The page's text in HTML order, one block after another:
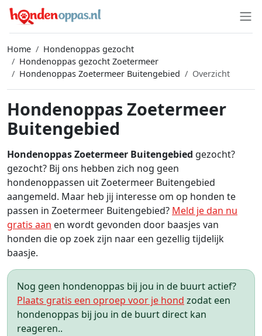
Home
Hondenoppas gezocht
Hondenoppas gezocht Zoetermeer
Hondenoppas Zoetermeer Buitengebied
Overzicht
Hondenoppas Zoetermeer
Buitengebied
Hondenoppas Zoetermeer Buitengebied gezocht?
gezocht? Bij ons hebben zich nog geen
hondenoppassen uit Zoetermeer Buitengebied
aangemeld. Maar heb jij interesse om op honden te
passen in Zoetermeer Buitengebied? Meld je dan nu
gratis aan en wordt gevonden door baasjes van
honden die op zoek zijn naar een gezellig tijdelijk
baasje.
Nog geen hondenoppas bij jou in de buurt actief?
Plaats gratis een oproep voor je hond zodat een
hondenoppas bij jou in de buurt direct kan
reageren..